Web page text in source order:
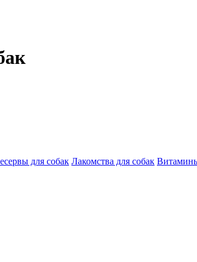
для собак Лакомства для собак